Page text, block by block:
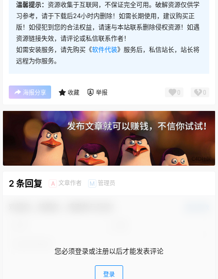
温馨提示： 资源收集于互联网，不保证完全可用。破解资源仅供学
习参考，请于下载后24小时内删除！如需长期使用，建议购买正
版！如侵犯到您的合法权益，请速与本站联系删除侵权资源！如遇
资源链接失效，请评论或私信联系作者！
如需安装服务，请先购买《软件代装》服务后，私信站长，站长将
远程为你服务。
海报分享 收藏 举报 0 0
2 条回复 A 文章作者 M 管理员
您必须登录或注册以后才能发表评论
登录